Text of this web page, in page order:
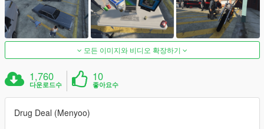
모든 이미지와 비디오 확장하기
1,760
다운로드수
10
좋아요수
Drug Deal (Menyoo)